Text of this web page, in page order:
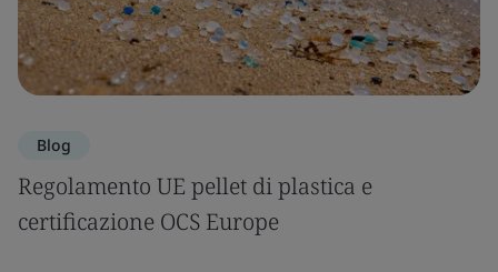
Blog
Regolamento UE pellet di plastica e
certificazione OCS Europe